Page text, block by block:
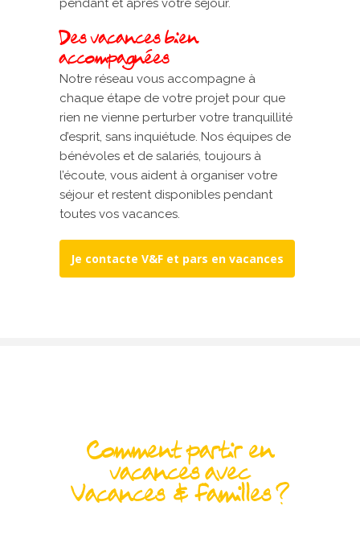
pendant et après votre séjour.
Des vacances bien
accompagnées
Notre réseau vous accompagne à
chaque étape de votre projet pour que
rien ne vienne perturber votre tranquillité
d’esprit, sans inquiétude. Nos équipes de
bénévoles et de salariés, toujours à
l’écoute, vous aident à organiser votre
séjour et restent disponibles pendant
toutes vos vacances.
Je contacte V&F et pars en vacances
Comment partir en
vacances avec
Vacances & Familles ?